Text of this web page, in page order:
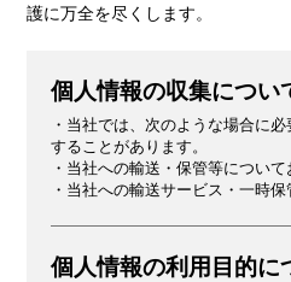
護に万全を尽くします。
個人情報の収集につい
・当社では、次のような場合に
することがあります。
・当社への輸送・保管等につい
・当社への輸送サービス・一時
個人情報の利用目的に